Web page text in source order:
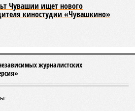
Чувашии ищет нового
киностудии «Чувашкино»
журналистских